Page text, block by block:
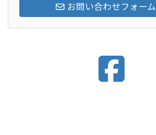
お問い合わせフォーム